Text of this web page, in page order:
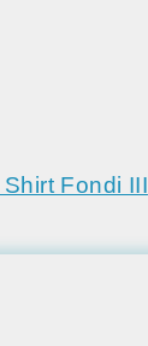
Fondi III